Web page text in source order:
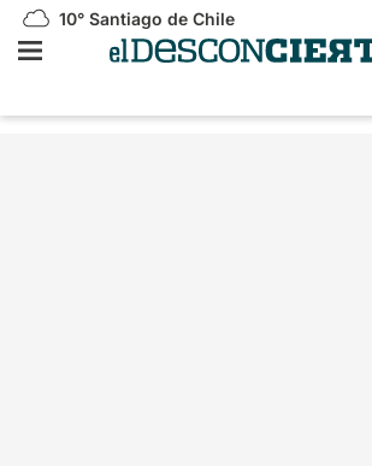
10° Santiago de Chile